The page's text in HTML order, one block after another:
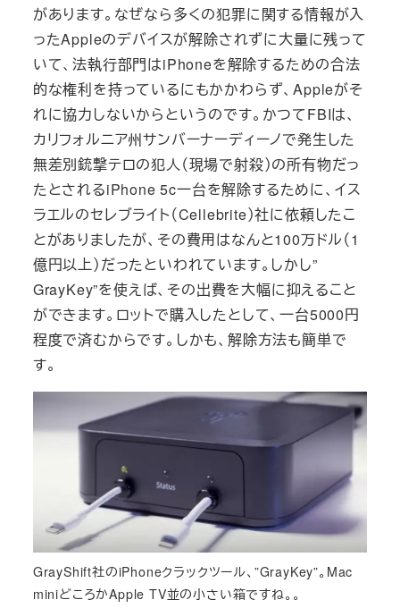
があります。なぜなら多くの犯罪に関する情報が入
ったAppleのデバイスが解除されずに大量に残って
いて、法執行部門はiPhoneを解除するための合法
的な権利を持っているにもかかわらず、Appleがそ
れに協力しないからというのです。かつてFBIは、
カリフォルニア州サンバーナーディーノで発生した
無差別銃撃テロの犯人（現場で射殺）の所有物だっ
たとされるiPhone 5c一台を解除するために、イス
ラエルのセレブライト（Cellebrite）社に依頼したこ
とがありましたが、その費用はなんと100万ドル（1
億円以上）だったといわれています。しかし”
GrayKey”を使えば、その出費を大幅に抑えること
ができます。ロットで購入したとして、一台5000円
程度で済むからです。しかも、解除方法も簡単で
す。
GrayShift社のiPhoneクラックツール、”GrayKey”。Mac
miniどころかApple TV並の小さい箱ですね。。